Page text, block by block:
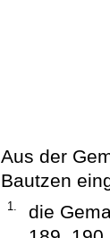
Aus der
Bautzen
1.
die